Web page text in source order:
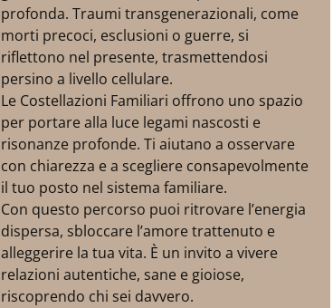
profonda. Traumi transgenerazionali, come
morti precoci, esclusioni o guerre, si
riflettono nel presente, trasmettendosi
persino a livello cellulare.
Le Costellazioni Familiari offrono uno spazio
per portare alla luce legami nascosti e
risonanze profonde. Ti aiutano a osservare
con chiarezza e a scegliere consapevolmente
il tuo posto nel sistema familiare.
Con questo percorso puoi ritrovare l’energia
dispersa, sbloccare l’amore trattenuto e
alleggerire la tua vita. È un invito a vivere
relazioni autentiche, sane e gioiose,
riscoprendo chi sei davvero.